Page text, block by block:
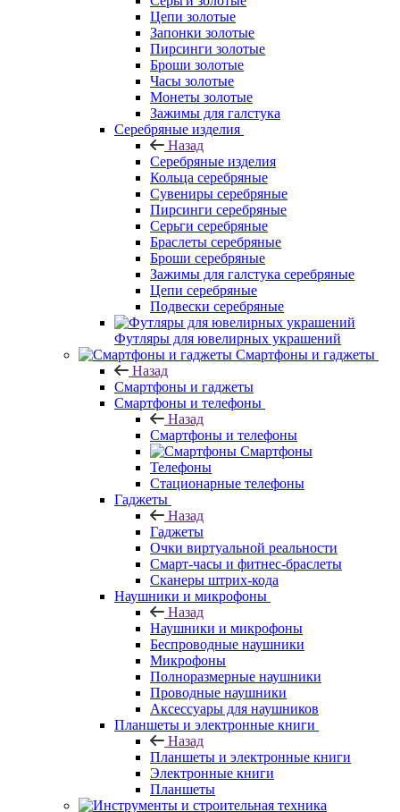
Цепи золотые
Запонки золотые
Пирсинги золотые
Броши золотые
Часы золотые
Монеты золотые
Зажимы для галстука
Серебряные изделия
Назад
Серебряные изделия
Кольца серебряные
Сувениры серебряные
Пирсинги серебряные
Серьги серебряные
Браслеты серебряные
Броши серебряные
Зажимы для галстука серебряные
Цепи серебряные
Подвески серебряные
Футляры для ювелирных украшений
Смартфоны и гаджеты
Назад
Смартфоны и гаджеты
Смартфоны и телефоны
Назад
Смартфоны и телефоны
Смартфоны
Телефоны
Стационарные телефоны
Гаджеты
Назад
Гаджеты
Очки виртуальной реальности
Смарт-часы и фитнес-браслеты
Сканеры штрих-кода
Наушники и микрофоны
Назад
Наушники и микрофоны
Беспроводные наушники
Микрофоны
Полноразмерные наушники
Проводные наушники
Аксессуары для наушников
Планшеты и электронные книги
Назад
Планшеты и электронные книги
Электронные книги
Планшеты